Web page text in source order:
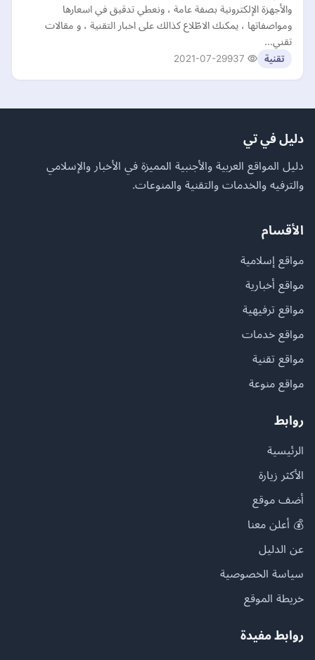
والأجهزة الإلكترونية بصفة عامة ، ونعطي تدقيق في اسعارها
ومواصفاتها ، يمكنك الاطّلاع كذالك على اخبار التقنية ، و مقالات
تقني…
تقنية 2021-07-29
دليل في تي
دليل المواقع العربية والأجنبية المميزة في الأخبار والإسلامي
والترفيه والخدمات والتقنية والمنوعات.
الأقسام
مواقع إسلامية
مواقع أخبارية
مواقع ترفيهية
مواقع خدمات
مواقع تقنية
مواقع منوعة
روابط
الرئيسية
الأكثر زيارة
أضف موقع
💰 أعلن معنا
عن الدليل
سياسة الخصوصية
خريطة الموقع
روابط مفيدة